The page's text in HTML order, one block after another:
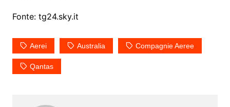
Fonte: tg24.sky.it
Aerei Australia Compagnie Aeree
Qantas